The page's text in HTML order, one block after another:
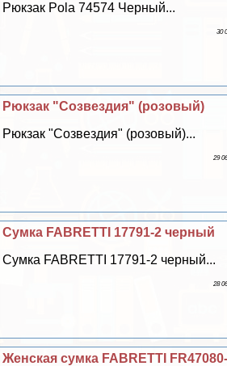
Рюкзак Pola 74574 Черный...
30
Рюкзак "Созвездия" (розовый)
Рюкзак "Созвездия" (розовый)...
29
Сумка FABRETTI 17791-2 черный
Сумка FABRETTI 17791-2 черный...
28
Женская сумка FABRETTI